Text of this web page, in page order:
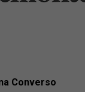
Converso